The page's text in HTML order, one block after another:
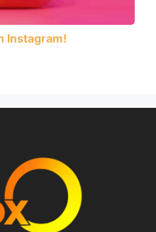
Instagram!